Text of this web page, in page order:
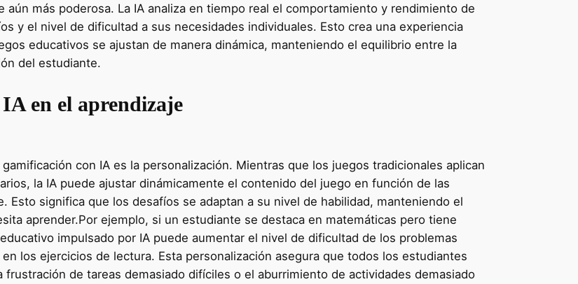
aún más poderosa. La IA analiza en tiempo real el comportamiento y rendimiento de
y el nivel de dificultad a sus necesidades individuales. Esto crea una experiencia
educativos se ajustan de manera dinámica, manteniendo el equilibrio entre la
del estudiante.
en el aprendizaje
con IA es la personalización. Mientras que los juegos tradicionales aplican
la IA puede ajustar dinámicamente el contenido del juego en función de las
Esto significa que los desafíos se adaptan a su nivel de habilidad, manteniendo el
aprender.Por ejemplo, si un estudiante se destaca en matemáticas pero tiene
impulsado por IA puede aumentar el nivel de dificultad de los problemas
los ejercicios de lectura. Esta personalización asegura que todos los estudiantes
de tareas demasiado difíciles o el aburrimiento de actividades demasiado